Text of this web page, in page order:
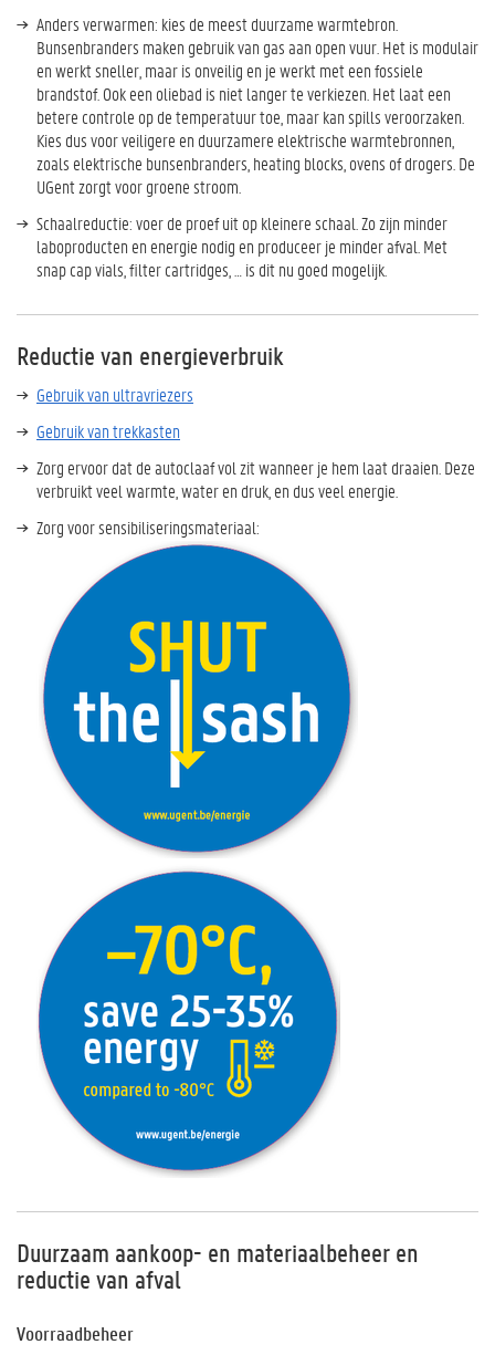
Anders verwarmen: kies de meest duurzame warmtebron.
Bunsenbranders maken gebruik van gas aan open vuur. Het is modulair
en werkt sneller, maar is onveilig en je werkt met een fossiele
brandstof. Ook een oliebad is niet langer te verkiezen. Het laat een
betere controle op de temperatuur toe, maar kan spills veroorzaken.
Kies dus voor veiligere en duurzamere elektrische warmtebronnen,
zoals elektrische bunsenbranders, heating blocks, ovens of drogers. De
UGent zorgt voor groene stroom.
Schaalreductie: voer de proef uit op kleinere schaal. Zo zijn minder
laboproducten en energie nodig en produceer je minder afval. Met
snap cap vials, filter cartridges, … is dit nu goed mogelijk.
Reductie van energieverbruik
Gebruik van ultravriezers
Gebruik van trekkasten
Zorg ervoor dat de autoclaaf vol zit wanneer je hem laat draaien. Deze
verbruikt veel warmte, water en druk, en dus veel energie.
Zorg voor sensibiliseringsmateriaal:
Duurzaam aankoop- en materiaalbeheer en
reductie van afval
Voorraadbeheer